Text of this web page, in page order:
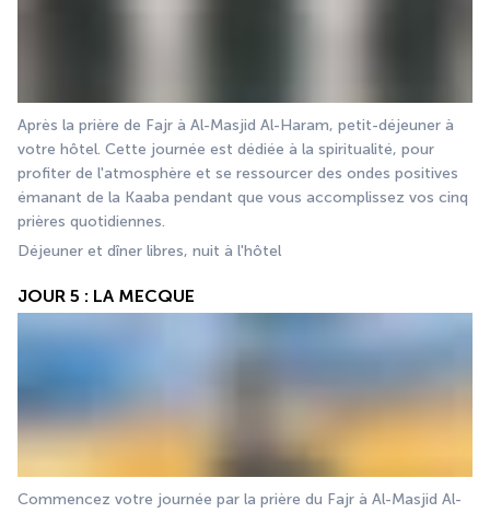
Après la prière de Fajr à Al-Masjid Al-Haram, petit-déjeuner à
votre hôtel. Cette journée est dédiée à la spiritualité, pour
profiter de l'atmosphère et se ressourcer des ondes positives
émanant de la Kaaba pendant que vous accomplissez vos cinq
prières quotidiennes.
Déjeuner et dîner libres, nuit à l'hôtel
JOUR 5 : LA MECQUE
Commencez votre journée par la prière du Fajr à Al-Masjid Al-